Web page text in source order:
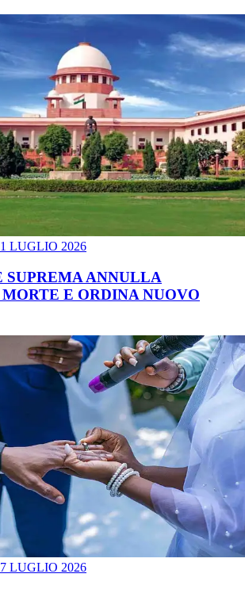
LUGLIO 2026
SUPREMA ANNULLA
E ORDINA NUOVO
LUGLIO 2026